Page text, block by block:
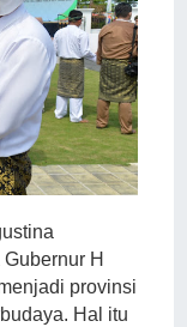
H
provinsi
Hal itu